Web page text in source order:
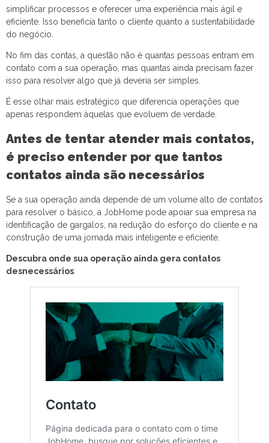
simplificar processos e oferecer uma experiência mais ágil e
eficiente. Isso beneficia tanto o cliente quanto a sustentabilidade
do negócio.
No fim das contas, a questão não é quantas pessoas entram em
contato com a sua operação, mas quantas ainda precisam fazer
isso para resolver algo que já deveria ser simples.
É esse olhar mais estratégico que diferencia operações que
apenas respondem àquelas que evoluem de verdade.
Antes de tentar atender mais contatos,
é preciso entender por que tantos
contatos ainda são necessários
Se a sua operação ainda depende de um volume alto de contatos
para resolver o básico, a JobHome pode apoiar sua empresa na
identificação de gargalos, na redução do esforço do cliente e na
construção de uma jornada mais inteligente e eficiente.
Descubra onde sua operação ainda gera contatos
desnecessários: